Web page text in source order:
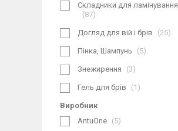
Складники для ламінування
87
Догляд для вій і брів 25
Пінка, Шампунь 5
Знежирення 3
Гель для брів 1
Виробник
AntuOne
5